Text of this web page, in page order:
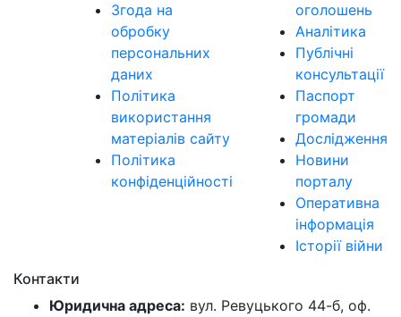
Згода на
обробку
персональних
даних
Політика
використання
матеріалів сайту
Політика
конфіденційності
оголошень
Аналітика
Публічні
консультації
Паспорт
громади
Дослідження
Новини
порталу
Оперативна
інформація
Історії війни
Контакти
Юридична адреса: вул. Ревуцького 44-б, оф.